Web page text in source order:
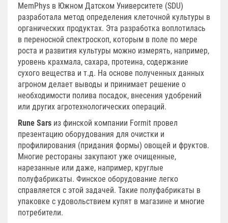
MemPhys в Южном Датском Университете (SDU)
разработала метод определения клеточной культуры в
органических продуктах. Эта разработка воплотилась
в переносной спектроскоп, которым в поле по мере
роста и развития культуры можно измерять, например,
уровень крахмала, сахара, протеина, содержание
сухого вещества и т.д. На основе полученных данных
агроном делает выводы и принимает решение о
необходимости полива посадок, внесения удобрений
или других агротехнологических операций.
Rune Sars из финской компании Formit провел
презентацию оборудования для очистки и
профилирования (придания формы) овощей и фруктов.
Многие рестораны закупают уже очищенные,
нарезанные или даже, например, круглые
полуфабрикаты. Финское оборудование легко
справляется с этой задачей. Такие полуфабрикаты в
упаковке с удовольствием купят в магазине и многие
потребители.